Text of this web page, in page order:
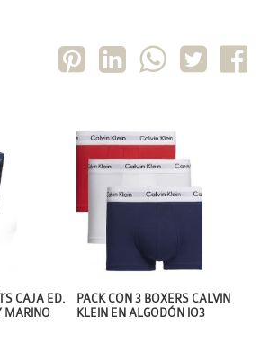
PACK CON 3 BOXERS CALVIN
KLEIN EN ALGODÓN IO3
CAJA ED.
MARINO